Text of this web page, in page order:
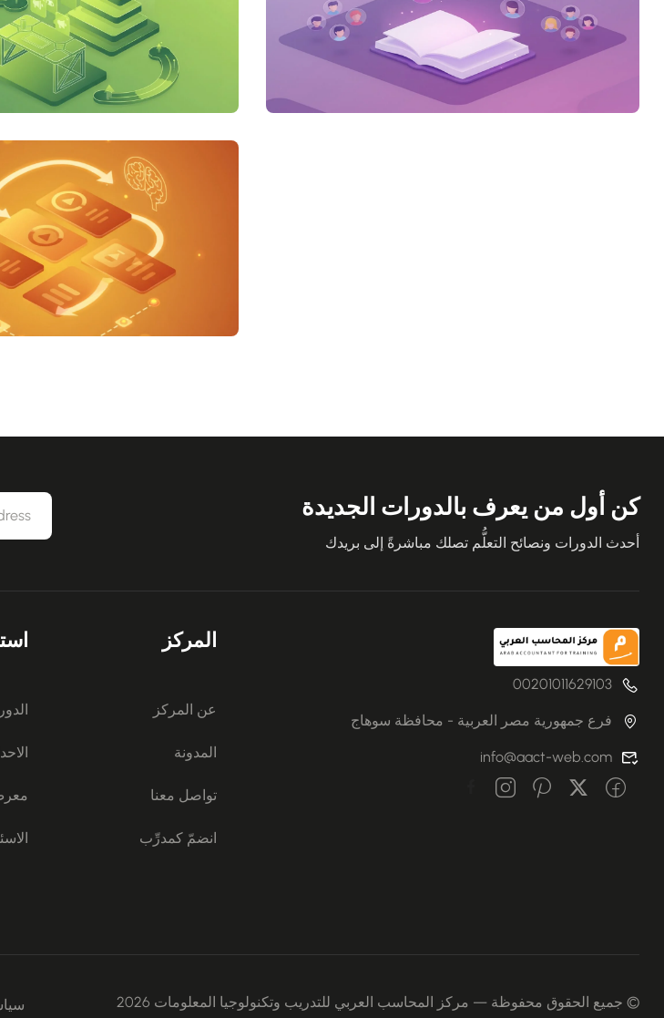
كن أول من يعرف بالدورات الجديدة
أحدث الدورات ونصائح التعلُّم تصلك مباشرةً إلى بريدك
00201011629103
فرع جمهورية مصر العربية - محافظة سوهاج
info@aact-web.com
المركز
عن المركز
المدونة
تواصل معنا
انضمّ كمدرِّب
© جميع الحقوق محفوظة — مركز المحاسب العربي للتدريب وتكنولوجيا المعلومات 2026